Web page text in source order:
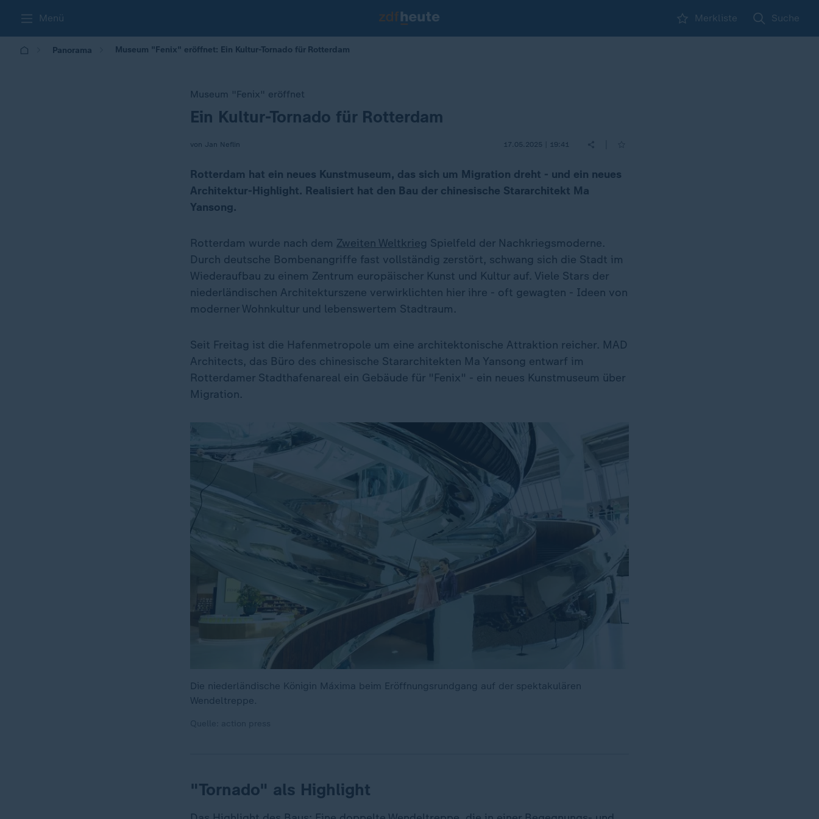
Menü Merkliste Suche
Panorama Museum "Fenix" eröffnet: Ein Kultur-Tornado für Rotterdam
Museum "Fenix" eröffnet
:Ein Kultur-Tornado für Rotterdam
von Jan Neflin 17.05.2025 | 19:41
Rotterdam hat ein neues Kunstmuseum, das sich um Migration dreht - und ein neues
Architektur-Highlight. Realisiert hat den Bau der chinesische Stararchitekt Ma
Yansong.
Rotterdam wurde nach dem Zweiten Weltkrieg Spielfeld der Nachkriegsmoderne.
Durch deutsche Bombenangriffe fast vollständig zerstört, schwang sich die Stadt im
Wiederaufbau zu einem Zentrum europäischer Kunst und Kultur auf. Viele Stars der
niederländischen Architekturszene verwirklichten hier ihre - oft gewagten - Ideen von
moderner Wohnkultur und lebenswertem Stadtraum.
Seit Freitag ist die Hafenmetropole um eine architektonische Attraktion reicher. MAD
Architects, das Büro des chinesische Stararchitekten Ma Yansong entwarf im
Rotterdamer Stadthafenareal ein Gebäude für "Fenix" - ein neues Kunstmuseum über
Migration.
Die niederländische Königin Máxima beim Eröffnungsrundgang auf der spektakulären
Wendeltreppe.
"Tornado" als Highlight